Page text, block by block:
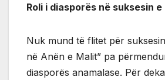
Roli i diasporës në suksesin
Nuk mund të flitet për
në Anën e Malit” pa
diasporës anamalase. Për